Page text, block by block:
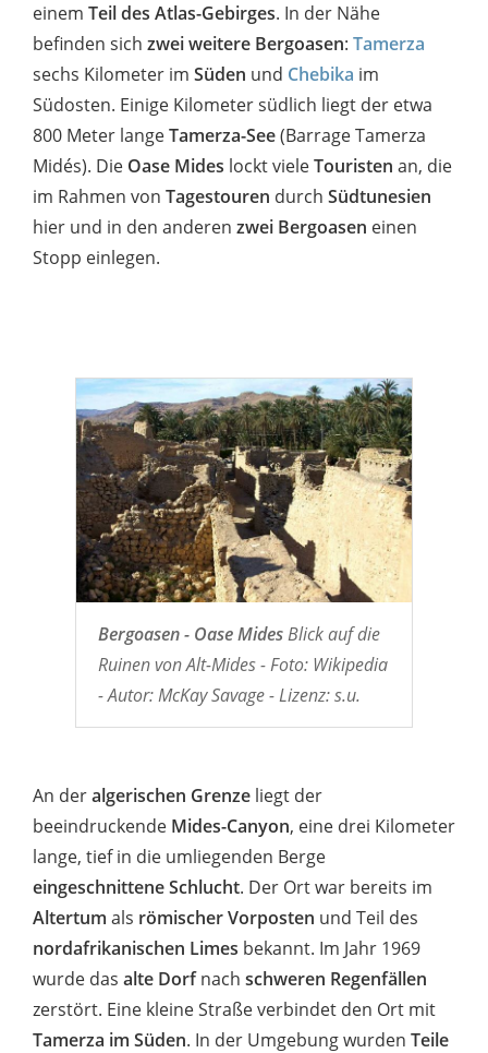
einem Teil des Atlas-Gebirges. In der Nähe
befinden sich zwei weitere Bergoasen: Tamerza
sechs Kilometer im Süden und Chebika im
Südosten. Einige Kilometer südlich liegt der etwa
800 Meter langeTamerza-See(Barrage Tamerza
Midés). Die Oase Mides lockt vieleTouristen an, die
im Rahmen von Tagestouren durch Südtunesien
hier und in den anderen zwei Bergoasen einen
Stopp einlegen.
Bergoasen - Oase MidesBlick auf die
Ruinen von Alt-Mides - Foto: Wikipedia
- Autor: McKay Savage - Lizenz: s.u.
An deralgerischen Grenze liegt der
beeindruckende Mides-Canyon, eine drei Kilometer
lange, tief in die umliegenden Berge
eingeschnittene Schlucht. Der Ort war bereits im
Altertum als römischer Vorposten und Teil des
nordafrikanischen Limes bekannt. Im Jahr 1969
wurde das alte Dorfnach schweren Regenfällen
zerstört. Eine kleine Straße verbindet den Ort mit
Tamerza im Süden. In der Umgebung wurden Teile